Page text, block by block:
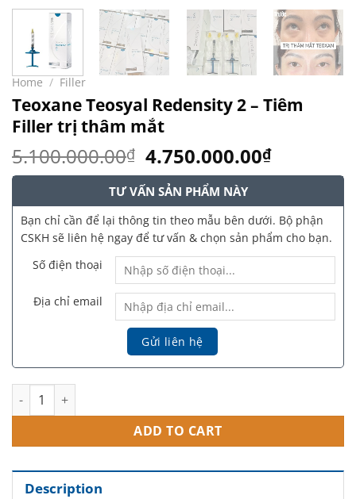
Home / Filler
Teoxane Teosyal Redensity 2 – Tiêm
Filler trị thâm mắt
5.100.000.00₫ Original
price
was:
5.100.000.00₫.
4.750.000.00₫Current
price
TƯ VẤN SẢN PHẨM NÀY
Bạn chỉ cần để lại thông tin theo mẫu bên dưới. Bộ phận
CSKH sẽ liên hệ ngay để tư vấn & chọn sản phẩm cho bạn.
Số điện thoại
Địa chỉ email
Teoxane Teosyal Redensity 2 - Tiêm Filler trị thâm mắt
ADD TO CART
Description